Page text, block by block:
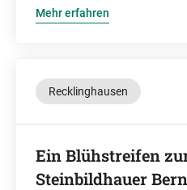
Mehr erfahren
Recklinghausen
Ein Blühstreifen
Steinbildhauer